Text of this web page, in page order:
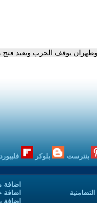
يوقف الحرب ويعيد
بنترست بلوكر فليبورد
اضافة
اضافة
إضافة